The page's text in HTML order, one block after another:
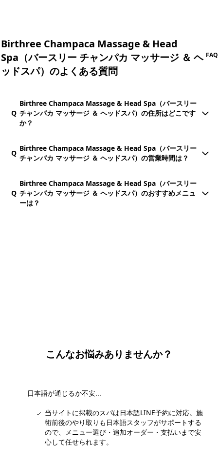
Birthree Champaca Massage & Head
Spa（バースリー チャンパカ マッサージ ＆ ヘ
ッドスパ）のよくある質問
FAQ
Q
Birthree Champaca Massage & Head Spa（バースリー
チャンパカ マッサージ ＆ ヘッドスパ）の住所はどこです
か？
Q
Birthree Champaca Massage & Head Spa（バースリー
チャンパカ マッサージ ＆ ヘッドスパ）の営業時間は？
Q
Birthree Champaca Massage & Head Spa（バースリー
チャンパカ マッサージ ＆ ヘッドスパ）のおすすめメニュ
ーは？
こんなお悩みありませんか？
日本語が通じるか不安...
当サイトに掲載のスパは日本語LINE予約に対応。施
術前後のやり取りも日本語スタッフがサポートする
ので、メニュー選び・追加オーダー・支払いまで安
心して任せられます。